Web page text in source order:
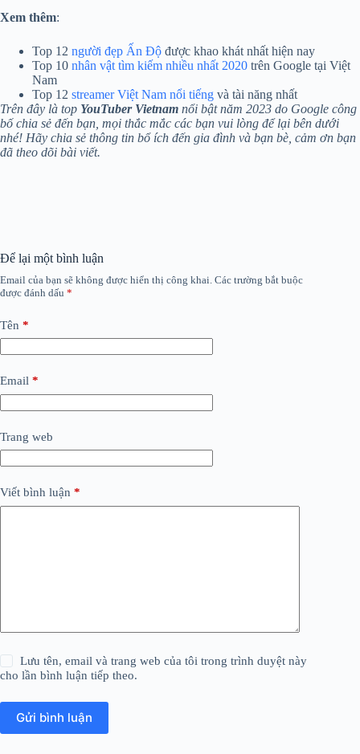
Xem thêm:
Top 12 người đẹp Ấn Độ được khao khát nhất hiện nay
Top 10 nhân vật tìm kiếm nhiều nhất 2020 trên Google tại Việt
Nam
Top 12 streamer Việt Nam nổi tiếng và tài năng nhất
Trên đây là top YouTuber Vietnam nổi bật năm 2023 do Google công
bố chia sẻ đến bạn, mọi thắc mắc các bạn vui lòng để lại bên dưới
nhé! Hãy chia sẻ thông tin bổ ích đến gia đình và bạn bè, cảm ơn bạn
đã theo dõi bài viết.
Để lại một bình luận
Email của bạn sẽ không được hiển thị công khai. Các trường bắt buộc
được đánh dấu *
Tên *
Email *
Trang web
Viết bình luận *
Lưu tên, email và trang web của tôi trong trình duyệt này
cho lần bình luận tiếp theo.
Gửi bình luận